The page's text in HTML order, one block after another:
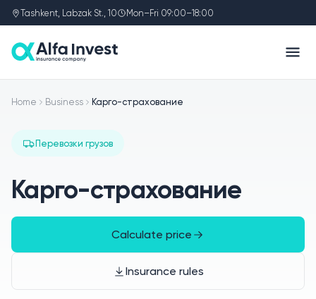
Tashkent, Labzak St., 10 Mon–Fri 09:00–18:00
Home Business Карго-страхование
Перевозки грузов
Карго-страхование
Calculate price
Insurance rules